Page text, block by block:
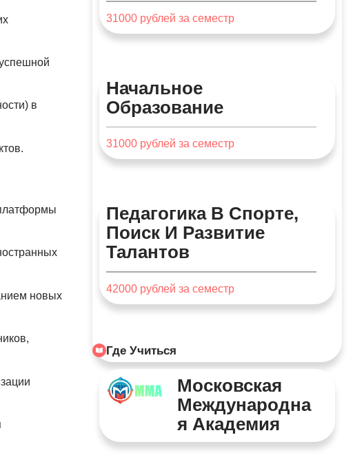
в
новых
31000 рублей за семестр
Начальное
Образование
31000 рублей за семестр
Педагогика В Спорте,
Поиск И Развитие
Талантов
42000 рублей за семестр
Где Учиться
Московская
Международна
Я Академия